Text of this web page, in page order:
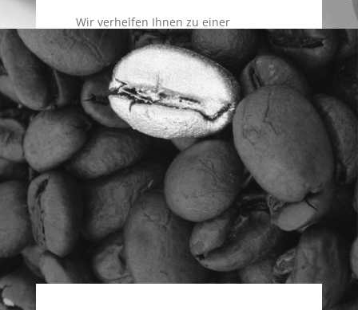
Wir verhelfen Ihnen zu einer
Corporate Identity (CI). Wir entwickeln
alles von Logo, über Briefköpfe bis hin
zu Visitenkarten und
Präsentationsmappen.